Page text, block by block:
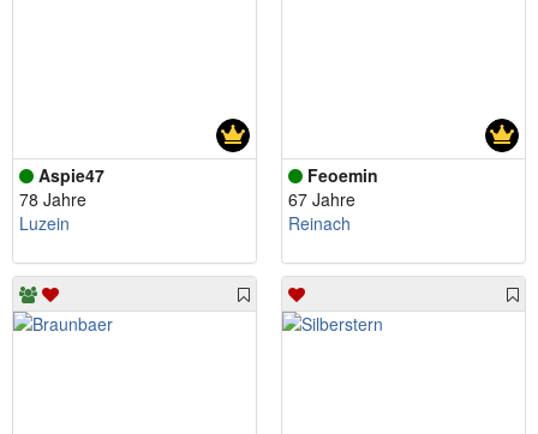
Aspie47
78 Jahre
Luzein
Feoemin
67 Jahre
Reinach